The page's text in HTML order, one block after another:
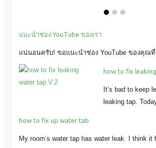
แนะนำช่อง YouTube ของเรา
แน่นอนครับ! ขอแนะนำช่อง YouTube ของคุณที่
how to fix
It’s bad to keep
leaking tap.
how to fix up water tab
My room’s water tap has water leak. I think it